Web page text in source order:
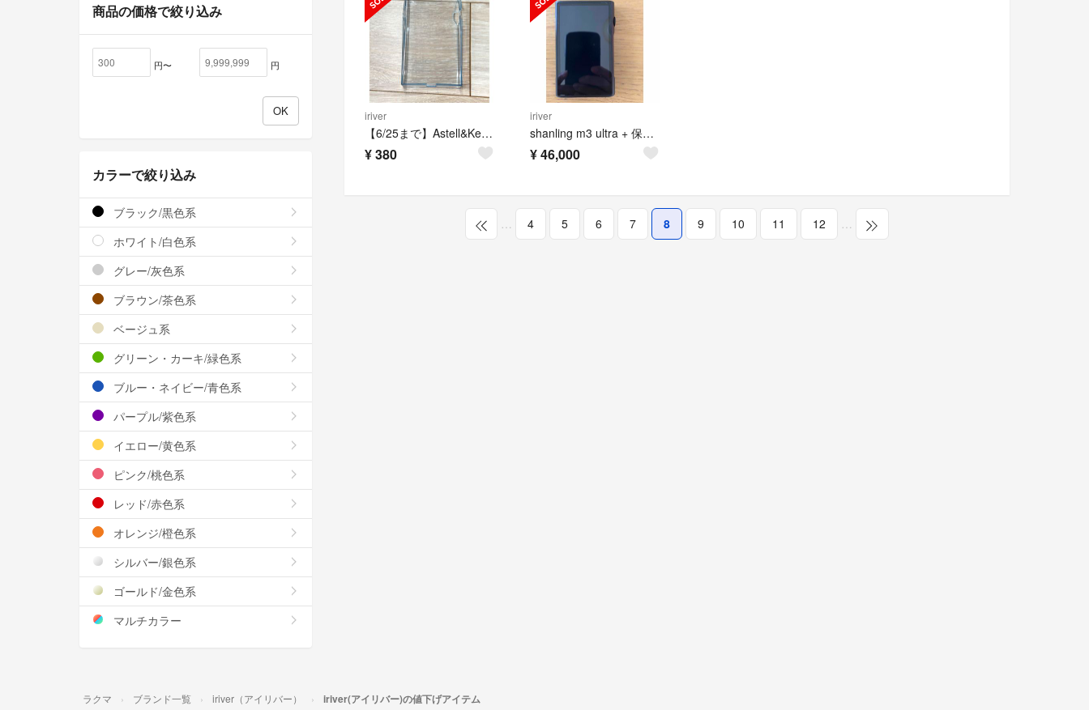
iriver
【6/25まで】Astell&Kern SP3000 TPU クリア
¥380
iriver
shanling m3 ultra + 保護ケース
¥46,000
… 4 5 6 7 8 9 10 11 12 …
商品の価格で絞り込み
円〜 円
カラーで絞り込み
ブラック/黒色系
ホワイト/白色系
グレー/灰色系
ブラウン/茶色系
ベージュ系
グリーン・カーキ/緑色系
ブルー・ネイビー/青色系
パープル/紫色系
イエロー/黄色系
ピンク/桃色系
レッド/赤色系
オレンジ/橙色系
シルバー/銀色系
ゴールド/金色系
マルチカラー
ラクマ ブランド一覧 iriver（アイリバー） iriver(アイリバー)の値下げアイテム